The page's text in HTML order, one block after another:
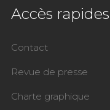
Accès rapides
Contact
Revue de presse
Charte graphique